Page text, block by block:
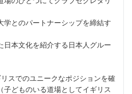
学とのパートナーシップを締結す
日本文化を紹介する日本人グルー
スでのユニークなポジションを確
子どものいる道場としてイギリス